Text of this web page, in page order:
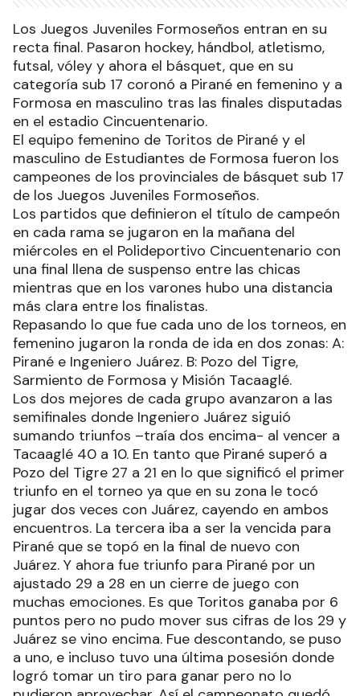
Los Juegos Juveniles Formoseños entran en su
recta final. Pasaron hockey, hándbol, atletismo,
futsal, vóley y ahora el básquet, que en su
categoría sub 17 coronó a Pirané en femenino y a
Formosa en masculino tras las finales disputadas
en el estadio Cincuentenario.
El equipo femenino de Toritos de Pirané y el
masculino de Estudiantes de Formosa fueron los
campeones de los provinciales de básquet sub 17
de los Juegos Juveniles Formoseños.
Los partidos que definieron el título de campeón
en cada rama se jugaron en la mañana del
miércoles en el Polideportivo Cincuentenario con
una final llena de suspenso entre las chicas
mientras que en los varones hubo una distancia
más clara entre los finalistas.
Repasando lo que fue cada uno de los torneos, en
femenino jugaron la ronda de ida en dos zonas: A:
Pirané e Ingeniero Juárez. B: Pozo del Tigre,
Sarmiento de Formosa y Misión Tacaaglé.
Los dos mejores de cada grupo avanzaron a las
semifinales donde Ingeniero Juárez siguió
sumando triunfos –traía dos encima- al vencer a
Tacaaglé 40 a 10. En tanto que Pirané superó a
Pozo del Tigre 27 a 21 en lo que significó el primer
triunfo en el torneo ya que en su zona le tocó
jugar dos veces con Juárez, cayendo en ambos
encuentros. La tercera iba a ser la vencida para
Pirané que se topó en la final de nuevo con
Juárez. Y ahora fue triunfo para Pirané por un
ajustado 29 a 28 en un cierre de juego con
muchas emociones. Es que Toritos ganaba por 6
puntos pero no pudo mover sus cifras de los 29 y
Juárez se vino encima. Fue descontando, se puso
a uno, e incluso tuvo una última posesión donde
logró tomar un tiro para ganar pero no lo